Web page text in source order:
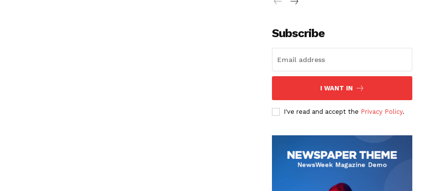
Subscribe
I WANT IN
I've read and accept the Privacy Policy.